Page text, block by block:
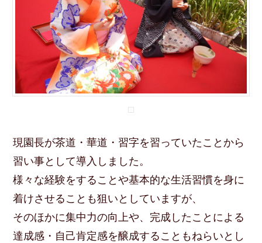
現園長が茶道・華道・習字を習っていたことから
習い事として導入しました。
様々な経験をすることや基本的な生活習慣を身に
着けさせることも狙いとしていますが、
そのほかに集中力の向上や、完成したことによる
達成感・自己肯定感を醸成することもねらいとし